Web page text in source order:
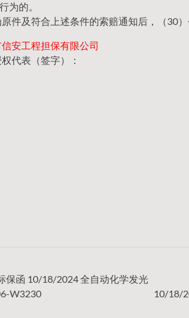
为的。
件及符合上述条件的索赔通知后，（30
安工程担保有限公司
代表（签字）：
保函 10/18/2024 全自动化学发光
W3230
10/18/